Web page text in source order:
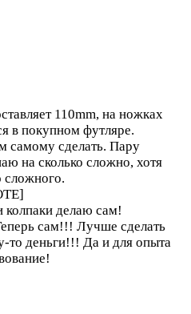
110mm, на ножках
в покупном футляре.
самому сделать. Пару
на сколько сложно, хотя
сложного.
колпаки делаю сам!
сам!!! Лучше сделать
то деньги!!! Да и для опыта